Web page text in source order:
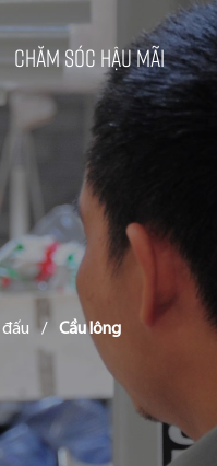
Chăm sóc hậu mãi
/ Cầu lông